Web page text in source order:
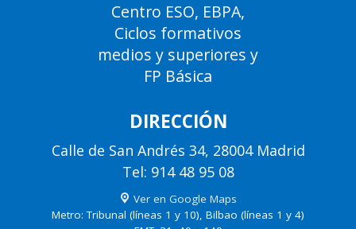
Centro ESO, EBPA,
Ciclos formativos
medios y superiores y
FP Básica
DIRECCIÓN
Calle de San Andrés 34, 28004 Madrid
Tel: 914 48 95 08
Ver en Google Maps
Metro: Tribunal (líneas 1 y 10), Bilbao (líneas 1 y 4)